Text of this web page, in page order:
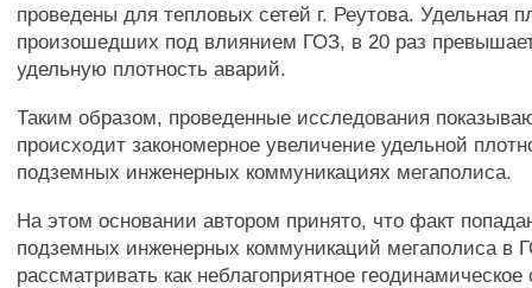
проведены для тепловых сетей г. Реутова. Удельная
произошедших под влиянием ГОЗ, в 20 раз
удельную плотность аварий.
Таким образом, проведенные исследования
происходит закономерное увеличение удельной
подземных инженерных коммуникациях мегаполиса.
На этом основании автором принято, что факт
подземных инженерных коммуникаций мегаполиса в
рассматривать как неблагоприятное